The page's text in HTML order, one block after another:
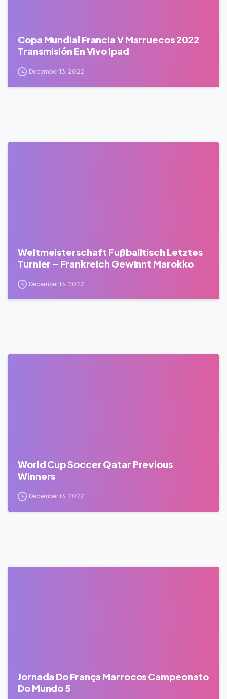
Copa Mundial Francia V Marruecos 2022
Transmisión En Vivo Ipad
December 13, 2022
Weltmeisterschaft Fußballtisch Letztes
Turnier – Frankreich Gewinnt Marokko
December 13, 2022
World Cup Soccer Qatar Previous
Winners
December 13, 2022
Jornada Do França Marrocos Campeonato
Do Mundo 5